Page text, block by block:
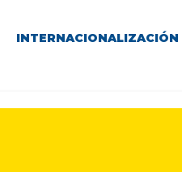
INTERNACIONALIZACIÓN